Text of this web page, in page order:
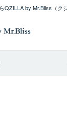
QZILLA by Mr.Bliss （ク